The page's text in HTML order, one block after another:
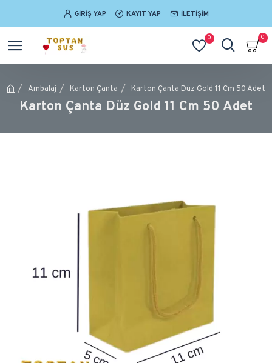
GIRIŞ YAP KAYIT YAP İLETIŞIM
0 0
Ambalaj Karton Çanta Karton Çanta Düz Gold 11 Cm 50 Adet
Karton Çanta Düz Gold 11 Cm 50 Adet